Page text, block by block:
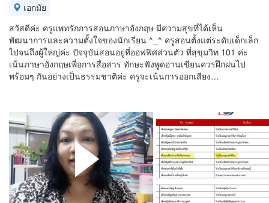
เอกมัย
สวัสดีค่ะ ครูแพทรักการสอนภาษาอังกฤษ มีความสุขที่ได้เห็น
พัฒนาการและความตั้งใจของนักเรียน ^_^ ครูสอนตั้งแต่ระดับเด็กเล็ก
ไปจนถึงผู้ใหญ่ค่ะ ปัจจุบันสอนอยู่ที่ออฟฟิศส่วนตัว ที่สุขุมวิท 101 ค่ะ
เน้นภาษาอังกฤษเพื่อการสื่อสาร ทักษะฟังพูดอ่านเขียนควรฝึกฝนไป
พร้อมๆ กันอย่างเป็นธรรมชาติค่ะ ครูจะเน้นการออกเสียง…